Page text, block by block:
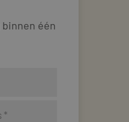
binnen één